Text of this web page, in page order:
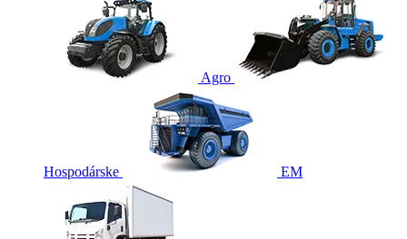
Agro
Hospodárske EM